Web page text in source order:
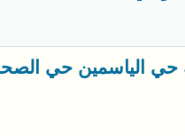
حي الياسمين حي